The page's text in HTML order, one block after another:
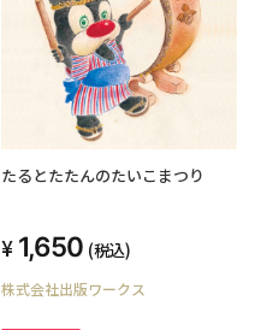
たるとたたんのたいこまつり
1,650 (税込)
株式会社出版ワークス